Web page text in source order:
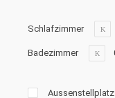
Schlafzimmer
Badezimmer
Aussenstellplatz